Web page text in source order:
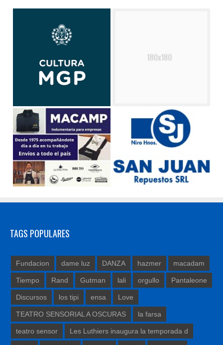
TAGS POPULARES
Fundacion dame luz DANZA hazmer macadam
Tiempo Rand Gutman lali orgullo Pantaleone
Discursos los tipi ensa Love
TEATRO SENSORIAL A OSCURAS la farsa
teatro sensor Les Luthiers inaugura la temporada d